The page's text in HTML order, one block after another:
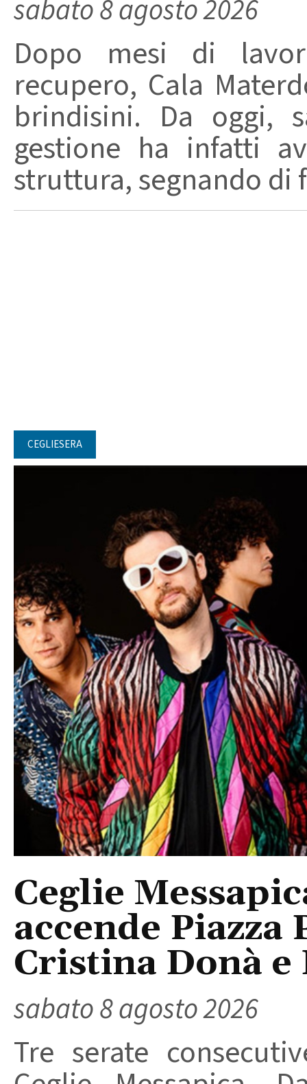
sabato 8 agosto 2026
Dopo mesi di
recupero, Cala
brindisini. Da oggi,
gestione ha infatti
struttura, segnando di
CEGLIESERA
Ceglie
accende
Cristina Donà
sabato 8 agosto 2026
Tre serate